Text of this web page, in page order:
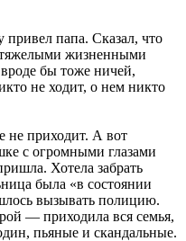
привел папа. Сказал, что
тяжелыми жизненными
бы тоже ничей,
не ходит, о нем никто
не приходит. А вот
с огромными глазами
Хотела забрать
была «в состоянии
вызывать полицию.
— приходила вся семья,
пьяные и скандальные.